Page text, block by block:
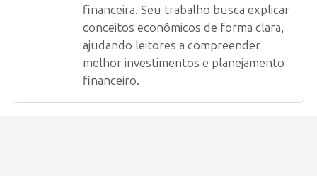
financeira. Seu trabalho busca explicar
conceitos econômicos de forma clara,
ajudando leitores a compreender
melhor investimentos e planejamento
financeiro.